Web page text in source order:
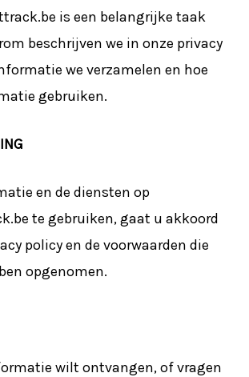
is een belangrijke taak
beschrijven we in onze privacy
we verzamelen en hoe
gebruiken.
en de diensten op
te gebruiken, gaat u akkoord
policy en de voorwaarden die
opgenomen.
wilt ontvangen, of vragen